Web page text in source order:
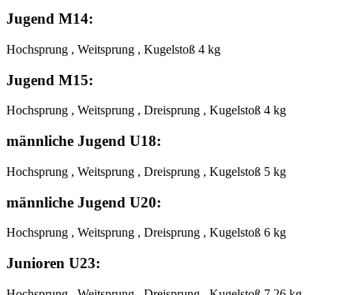
Jugend M14:
Hochsprung , Weitsprung , Kugelstoß 4 kg
Jugend M15:
Hochsprung , Weitsprung , Dreisprung , Kugelstoß 4 kg
männliche Jugend U18:
Hochsprung , Weitsprung , Dreisprung , Kugelstoß 5 kg
männliche Jugend U20:
Hochsprung , Weitsprung , Dreisprung , Kugelstoß 6 kg
Junioren U23: